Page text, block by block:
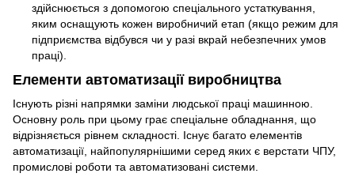
здійснюється з допомогою спеціального устаткування,
яким оснащують кожен виробничий етап (якщо режим для
підприємства відбувся чи у разі вкрай небезпечних умов
праці).
Елементи автоматизації виробництва
Існують різні напрямки заміни людської праці машинною.
Основну роль при цьому грає спеціальне обладнання, що
відрізняється рівнем складності. Існує багато елементів
автоматизації, найпопулярнішими серед яких є верстати ЧПУ,
промислові роботи та автоматизовані системи.